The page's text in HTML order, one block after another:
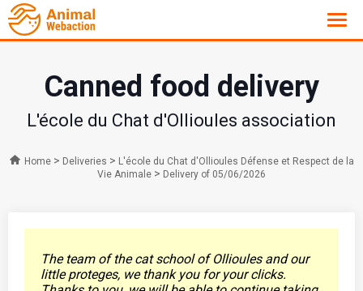
Canned food delivery
L'école du Chat d'Ollioules association
Home > Deliveries > L'école du Chat d'Ollioules Défense et Respect de la
Vie Animale > Delivery of 05/06/2026
The team of the cat school of Ollioules and our
little proteges, we thank you for your clicks.